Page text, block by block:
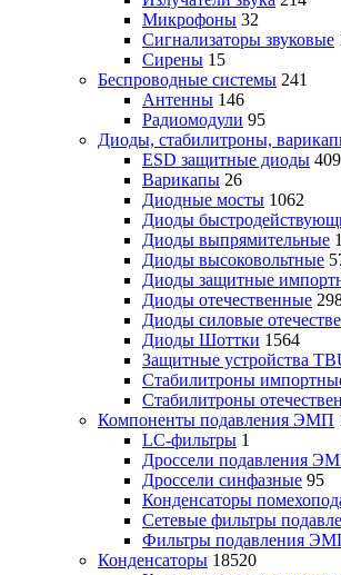
Микрофоны 32
Сигнализаторы звуковые
Сирены 15
Беспроводные системы 241
Антенны 146
Радиомодули 95
Диоды, стабилитроны,
ESD защитные диоды 409
Варикапы 26
Диодные мосты 1062
Диоды
Диоды выпрямительные
Диоды высоковольтные
Диоды защитные
Диоды отечественные
Диоды силовые
Диоды Шоттки 1564
Защитные устройства
Стабилитроны
Стабилитроны
Компоненты подавления ЭМП
LC-фильтры 1
Дроссели подавления
Дроссели синфазные 95
Конденсаторы
Сетевые фильтры
Фильтры подавления
Конденсаторы 18520